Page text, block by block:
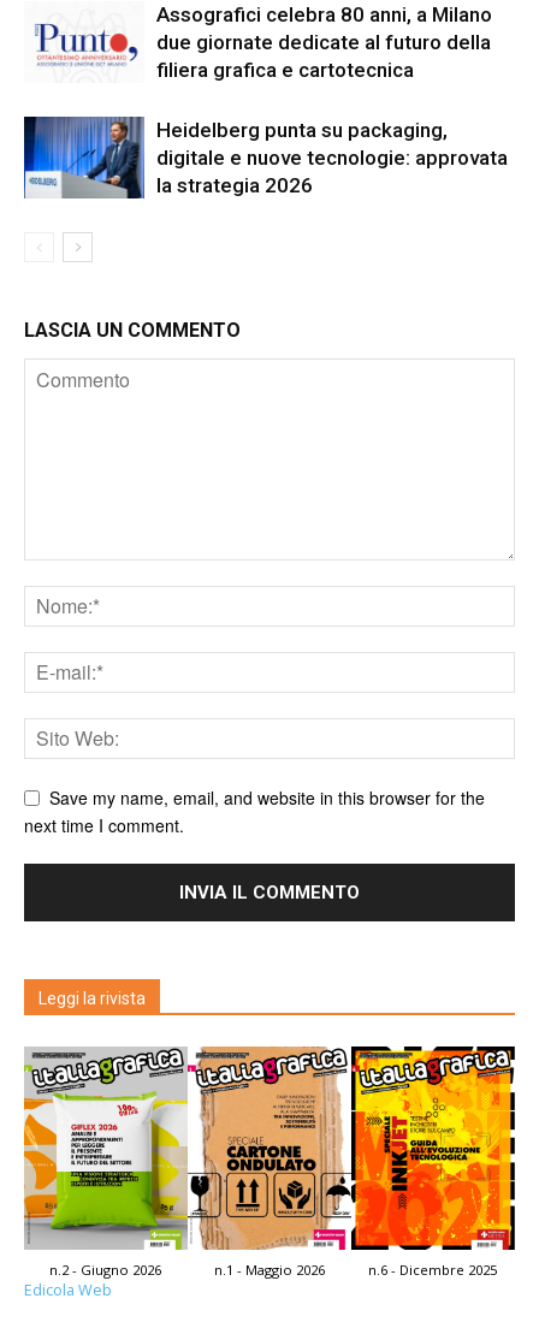
Assografici celebra 80 anni, a Milano
due giornate dedicate al futuro della
filiera grafica e cartotecnica
Heidelberg punta su packaging,
digitale e nuove tecnologie: approvata
la strategia 2026
LASCIA UN COMMENTO
Save my name, email, and website in this browser for the
next time I comment.
Leggi la rivista
n.2 - Giugno 2026 n.1 - Maggio 2026 n.6 - Dicembre 2025
Edicola Web